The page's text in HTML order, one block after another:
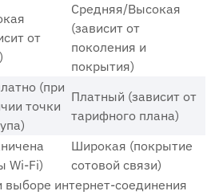
от
Средняя/Высокая
(зависит от
поколения и
покрытия)
(при
точки
Платный (зависит от
тарифного плана)
Wi-Fi)
Широкая (покрытие
сотовой связи)
интернет-соединения